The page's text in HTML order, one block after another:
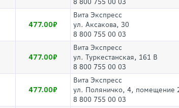
8 800 755 00 03
477.00
Вита Экспресс
ул. Аксакова, 30
8 800 755 00 03
477.00
Вита Экспресс
ул. Туркестанская, 161 В
8 800 755 00 03
477.00
Вита Экспресс
ул. Поляничко, 4, помещение
8 800 755 00 03